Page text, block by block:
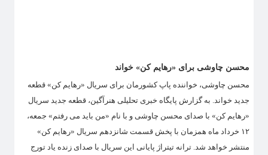
محسن چاوشی برای «رهایم کن» خواند
محسن چاوشی، خواننده پاپ کشورمان برای سریال «رهایم کن» قطعه
جدید خواند. به گزارش پایگاه خبری تحلیلی هنرآگین، قطعه جدید سریال
«رهایم کن» با صدای محسن چاوشی و با نام «من باید می رفتم» جمعه،
۱۲ خرداد ماه همزمان با پخش قسمت شانزدهم سریال «رهایم کن»
منتشر خواهد شد. ترانه تیتراژ پایانی این سریال با صدای زنده یاد تورج